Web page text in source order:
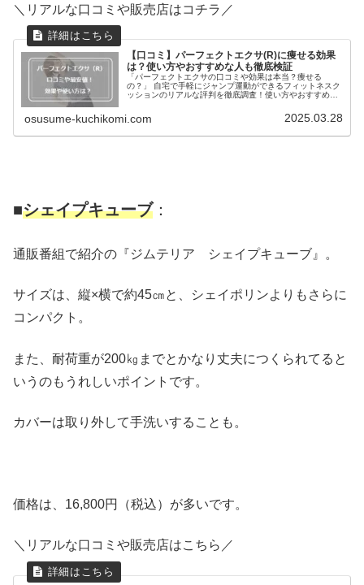
＼リアルな口コミや販売店はコチラ／
【口コミ】パーフェクトエクサ(R)に痩せる効果
は？使い方やおすすめな人も徹底検証
「パーフェクトエクサの口コミや効果は本当？痩せる
の？」 自宅で手軽にジャンプ運動ができるフィットネスク
ッションのリアルな評判を徹底調査！使い方やおすすめな
osusume-kuchikomi.com 2025.03.28
■シェイプキューブ：
通販番組で紹介の『ジムテリア シェイプキューブ』。
サイズは、縦×横で約45㎝と、シェイポリンよりもさらに
コンパクト。
また、耐荷重が200㎏までとかなり丈夫につくられてると
いうのもうれしいポイントです。
カバーは取り外して手洗いすることも。
価格は、16,800円（税込）が多いです。
＼リアルな口コミや販売店はこちら／